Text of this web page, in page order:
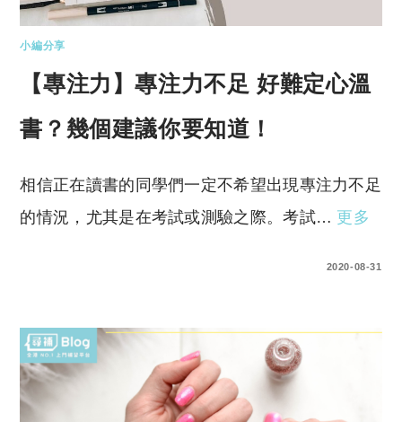
小編分享
【專注力】專注力不足 好難定心溫
書？幾個建議你要知道！
相信正在讀書的同學們一定不希望出現專注力不足
的情況，尤其是在考試或測驗之際。考試… 更多
2020-08-31